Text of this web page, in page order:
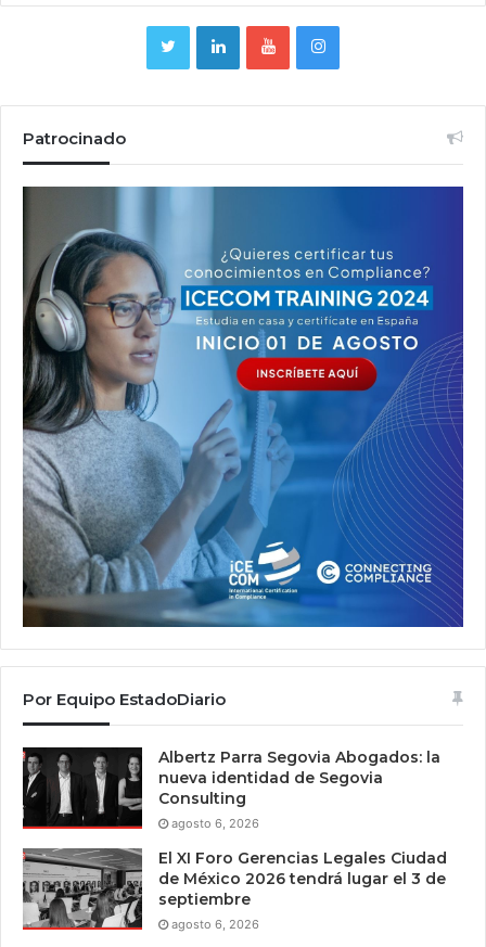
Patrocinado
Por Equipo EstadoDiario
Albertz Parra Segovia Abogados: la
nueva identidad de Segovia
Consulting
agosto 6, 2026
El XI Foro Gerencias Legales Ciudad
de México 2026 tendrá lugar el 3 de
septiembre
agosto 6, 2026